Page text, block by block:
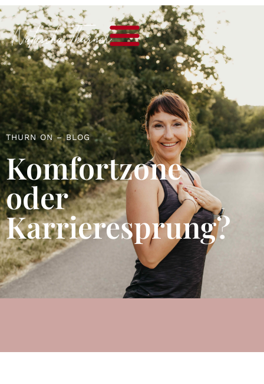
Businessmentorin
THURN ON – BLOG
Komfortzone
oder
Karrieresprung?